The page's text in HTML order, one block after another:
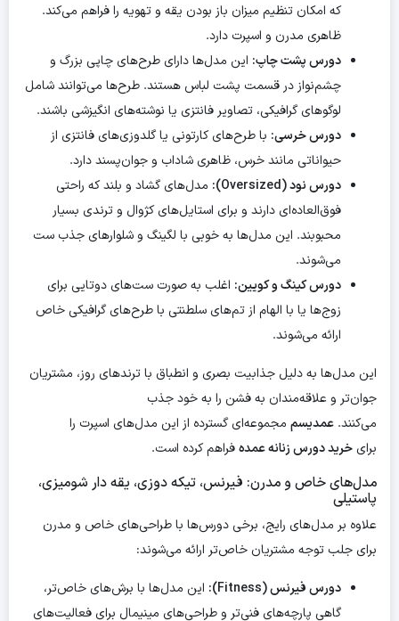
که امکان تنظیم میزان باز بودن یقه و تهویه را فراهم می‌کند.
ظاهری مدرن و اسپرت دارد.
دورس پشت چاپ: این مدل‌ها دارای طرح‌های چاپی بزرگ و
چشم‌نواز در قسمت پشت لباس هستند. طرح‌ها می‌توانند شامل
لوگوهای گرافیکی، تصاویر فانتزی یا نوشته‌های انگیزشی باشند.
دورس خرسی: با طرح‌های کارتونی یا گلدوزی‌های فانتزی از
حیواناتی مانند خرس، ظاهری شاداب و جوان‌پسند دارد.
دورس نود (Oversized):
مدل‌های گشاد و بلند که راحتی
فوق‌العاده‌ای دارند و برای استایل‌های کژوال و ترندی بسیار
محبوبند. این مدل‌ها به خوبی با لگینگ و شلوارهای جذب ست
می‌شوند.
دورس کینگ و کویین: اغلب به صورت ست‌های دوتایی برای
زوج‌ها یا با الهام از تم‌های سلطنتی با طرح‌های گرافیکی خاص
ارائه می‌شوند.
این مدل‌ها به دلیل جذابیت بصری و انطباق با ترندهای روز، مشتریان
جوان‌تر و علاقه‌مندان به فشن را به خود جذب
می‌کنند. عمدیسم مجموعه‌ای گسترده از این مدل‌های اسپرت را
برایخرید دورس زنانه عمدهفراهم کرده است.
مدل‌های خاص و مدرن: فیرنس، تیکه دوزی، یقه دار شومیزی،
پاستیلی
علاوه بر مدل‌های رایج، برخی دورس‌ها با طراحی‌های خاص و مدرن
برای جلب توجه مشتریان خاص‌تر ارائه می‌شوند:
دورس فیرنس (Fitness):
این مدل‌ها با برش‌های خاص‌تر،
گاهی پارچه‌های فنی‌تر و طراحی‌های مینیمال برای فعالیت‌های